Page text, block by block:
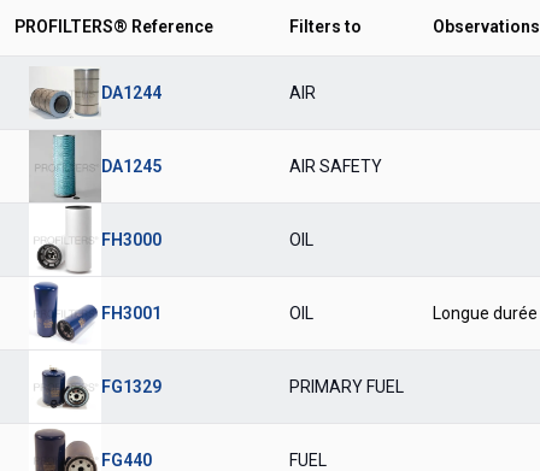
PROFILTERS® Reference Filters to Observations
DA1244 AIR
DA1245 AIR SAFETY
FH3000 OIL
FH3001 OIL Longue durée
FG1329 PRIMARY FUEL
FG440 FUEL